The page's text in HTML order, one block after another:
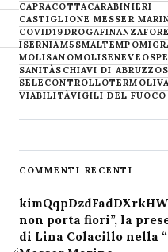
CAPRACOTTACARABINIERI
CASTIGLIONE MESSER
COVID19DROGAFINANZA
ISERNIAM5SMALTEMPO
MOLISANOMOLISENEVE
SANITÀSCHIAVI DI ABRUZZO
SELECONTROLLOTERMOLI
VIABILITÀVIGILI DEL FUOCO
COMMENTI RECENTI
non porta fiori”, la
di Lina Colacillo nella